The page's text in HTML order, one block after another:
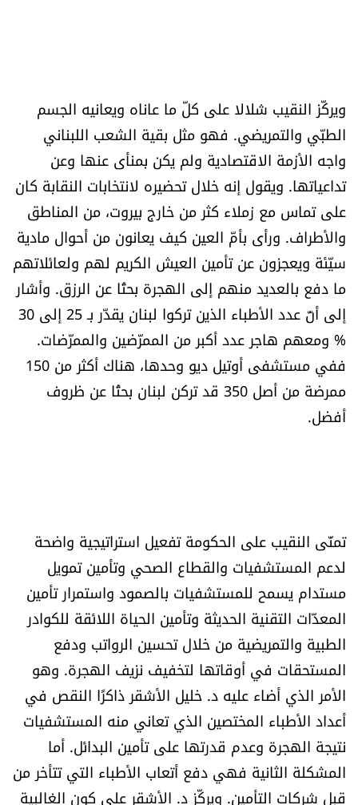
ويركّز النقيب شلالا على كلّ ما عاناه ويعانيه الجسم
الطبّي والتمريضي. فهو مثل بقية الشعب اللبناني
واجه الأزمة الاقتصادية ولم يكن بمنأى عنها وعن
تداعياتها. ويقول إنه خلال تحضيره لانتخابات النقابة كان
على تماس مع زملاء كثر من خارج بيروت، من المناطق
والأطراف. ورأى بأمّ العين كيف يعانون من أحوال مادية
سيّئة ويعجزون عن تأمين العيش الكريم لهم ولعائلاتهم
ما دفع بالعديد منهم إلى الهجرة بحثًا عن الرزق. وأشار
إلى أنّ عدد الأطباء الذين تركوا لبنان يقدّر بـ 25 إلى 30
% ومعهم هاجر عدد أكبر من الممرّضين والممرّضات.
ففي مستشفى أوتيل ديو وحدها، هناك أكثر من 150
ممرضة من أصل 350 قد تركن لبنان بحثًا عن ظروف
أفضل.
تمنّى النقيب على الحكومة تفعيل استراتيجية واضحة
لدعم المستشفيات والقطاع الصحي وتأمين تمويل
مستدام يسمح للمستشفيات بالصمود واستمرار تأمين
المعدّات التقنية الحديثة وتأمين الحياة اللائقة للكوادر
الطبية والتمريضية من خلال تحسين الرواتب ودفع
المستحقات في أوقاتها لتخفيف نزيف الهجرة. وهو
الأمر الذي أضاء عليه د. خليل الأشقر ذاكرًا النقص في
أعداد الأطباء المختصين الذي تعاني منه المستشفيات
نتيجة الهجرة وعدم قدرتها على تأمين البدائل. أما
المشكلة الثانية فهي دفع أتعاب الأطباء التي تتأخر من
قبل شركات التأمين. ويركّز د. الأشقر على كون الغالبية